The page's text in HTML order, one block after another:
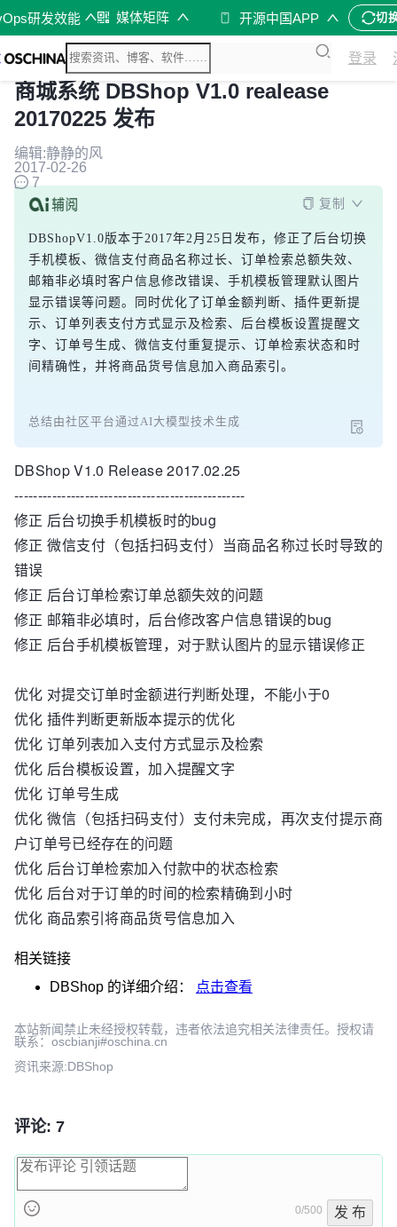
研发效能 媒体矩阵 开源中国APP 切
登录
商城系统 DBShop V1.0 realease
20170225 发布
编辑:静静的风
2017-02-26
7
复制
DBShopV1.0版本于2017年2月25日发布，修正了后台切换
手机模板、微信支付商品名称过长、订单检索总额失效、
邮箱非必填时客户信息修改错误、手机模板管理默认图片
显示错误等问题。同时优化了订单金额判断、插件更新提
示、订单列表支付方式显示及检索、后台模板设置提醒文
字、订单号生成、微信支付重复提示、订单检索状态和时
间精确性，并将商品货号信息加入商品索引。
总结由社区平台通过AI大模型技术生成
DBShop V1.0 Release 2017.02.25
-------------------------------------------------
修正 后台切换手机模板时的bug
修正 微信支付（包括扫码支付）当商品名称过长时导致的
错误
修正 后台订单检索订单总额失效的问题
修正 邮箱非必填时，后台修改客户信息错误的bug
修正 后台手机模板管理，对于默认图片的显示错误修正
优化 对提交订单时金额进行判断处理，不能小于0
优化 插件判断更新版本提示的优化
优化 订单列表加入支付方式显示及检索
优化 后台模板设置，加入提醒文字
优化 订单号生成
优化 微信（包括扫码支付）支付未完成，再次支付提示商
户订单号已经存在的问题
优化 后台订单检索加入付款中的状态检索
优化 后台对于订单的时间的检索精确到小时
优化 商品索引将商品货号信息加入
相关链接
DBShop 的详细介绍： 点击查看
本站新闻禁止未经授权转载，违者依法追究相关法律责任。授权请
联系：oscbianji#oschina.cn
资讯来源:DBShop
评论: 7
0/500 发 布